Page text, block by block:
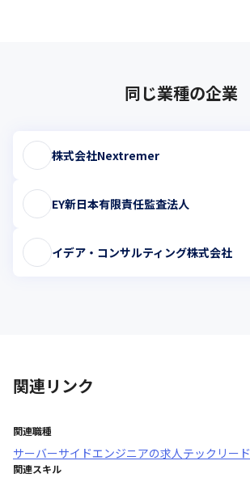
同じ業種の企業
株式会社Nextremer
EY新日本有限責任監査法人
イデア・コンサルティング株式会社
関連リンク
関連職種
サーバーサイドエンジニアの求人テックリード
関連スキル